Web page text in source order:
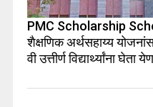
PMC Scholarship
शैक्षणिक अर्थसहाय्य
वी उत्तीर्ण विद्यार्थ्यांना घेता